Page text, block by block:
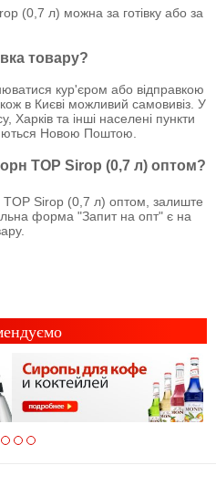
(0,7 л) можна за готівку або за
товару?
кур'єром або відправкою
в Києві можливий самовивіз. У
Харків та інші населені пункти
Новою Поштою.
TOP Sirop (0,7 л) оптом?
Sirop (0,7 л) оптом, залиште
форма "Запит на опт" є на